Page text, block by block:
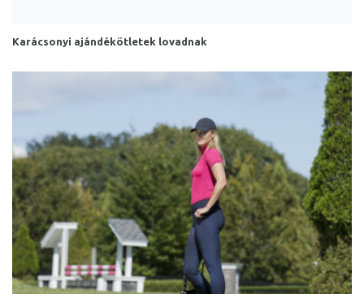
Karácsonyi ajándékötletek lovadnak